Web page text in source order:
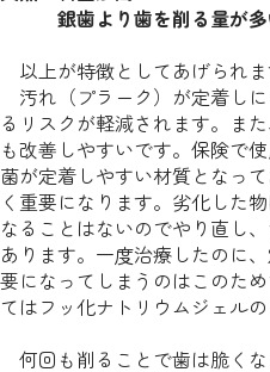
銀歯より歯を削る量が多
以上が特徴としてあげられま
汚れ（プラーク）が定着し
るリスクが軽減されます。ま
も改善しやすいです。保険で
菌が定着しやすい材質となっ
く重要になります。劣化した
なることはないのでやり直し
あります。一度治療したのに
要になってしまうのはこのた
てはフッ化ナトリウムジェル
何回も削ることで歯は脆く